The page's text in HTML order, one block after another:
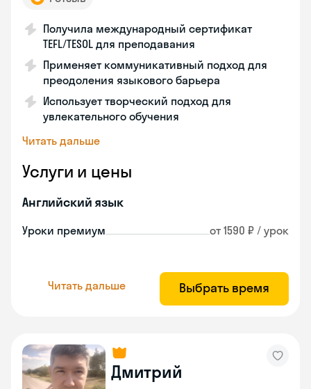
Получила международный сертификат
TEFL/TESOL для преподавания
Применяет коммуникативный подход для
преодоления языкового барьера
Использует творческий подход для
увлекательного обучения
Читать дальше
Услуги и цены
Английский язык
Уроки премиум от 1590 ₽ / урок
Читать дальше Выбрать время
Дмитрий